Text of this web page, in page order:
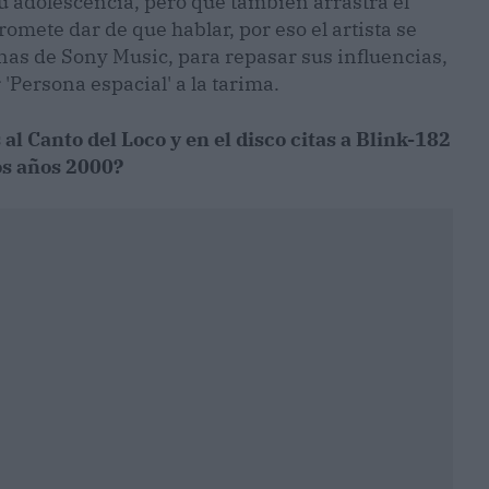
dar de que hablar, por eso el artista se
de Sony Music, para repasar sus influencias,
espacial' a la tarima.
Canto del Loco y en el disco citas a Blink-182
años 2000?